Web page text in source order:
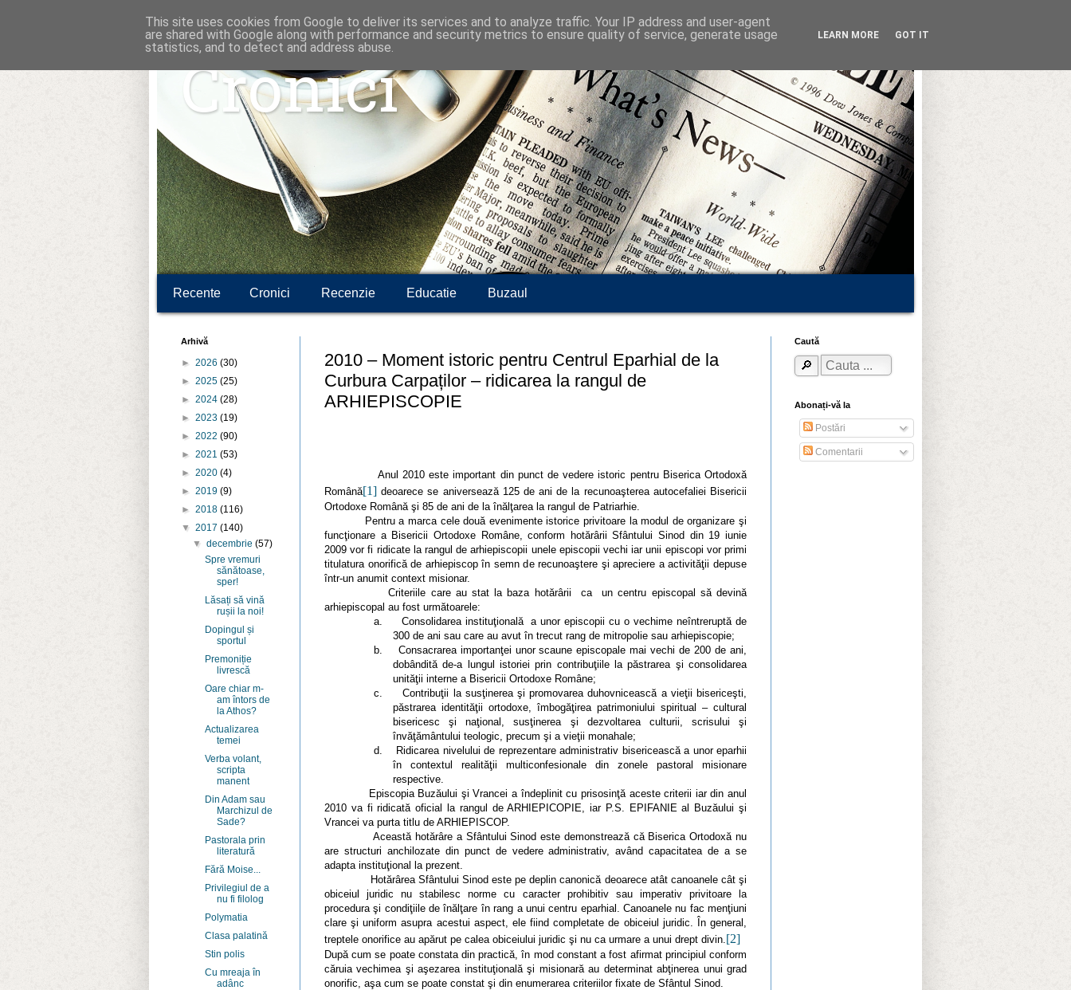
Cronici
Recente Cronici Recenzie Educatie Buzaul
2010 – Moment istoric pentru Centrul Eparhial de la
Curbura Carpaților – ridicarea la rangul de
ARHIEPISCOPIE
Anul 2010 este important din punct de vedere istoric pentru Biserica Ortodoxă
Română[1] deoarece se aniversează 125 de ani de la recunoaşterea autocefaliei Bisericii
Ortodoxe Română şi 85 de ani de la înălţarea la rangul de Patriarhie.
Pentru a marca cele două evenimente istorice privitoare la modul de organizare şi
funcţionare a Bisericii Ortodoxe Române, conform hotărârii Sfântului Sinod din 19 iunie
2009 vor fi ridicate la rangul de arhiepiscopii unele episcopii vechi iar unii episcopi vor primi
titulatura onorifică de arhiepiscop în semn de recunoaştere şi apreciere a activităţii depuse
într-un anumit context misionar.
Criteriile care au stat la baza hotărârii ca un centru episcopal să devină
arhiepiscopal au fost următoarele:
a.
Consolidarea instituţională a unor episcopii cu o vechime neîntreruptă de
300 de ani sau care au avut în trecut rang de mitropolie sau arhiepiscopie;
b.
Consacrarea importanţei unor scaune episcopale mai vechi de 200 de ani,
dobândită de-a lungul istoriei prin contribuţiile la păstrarea şi consolidarea
unităţii interne a Bisericii Ortodoxe Române;
c.
Contribuţii la susţinerea şi promovarea duhovnicească a vieţii bisericeşti,
păstrarea identităţii ortodoxe, îmbogăţirea patrimoniului spiritual – cultural
bisericesc şi naţional, susţinerea şi dezvoltarea culturii, scrisului şi
învăţământului teologic, precum şi a vieţii monahale;
d.
Ridicarea nivelului de reprezentare administrativ bisericească a unor eparhii
în contextul realităţii multiconfesionale din zonele pastoral misionare
respective.
Episcopia Buzăului şi Vrancei a îndeplinit cu prisosinţă aceste criterii iar din anul
2010 va fi ridicată oficial la rangul de ARHIEPICOPIE, iar P.S. EPIFANIE al Buzăului şi
Vrancei va purta titlu de ARHIEPISCOP.
Această hotărâre a Sfântului Sinod este demonstrează că Biserica Ortodoxă nu
are structuri anchilozate din punct de vedere administrativ, având capacitatea de a se
adapta instituţional la prezent.
Hotărârea Sfântului Sinod este pe deplin canonică deoarece atât canoanele cât şi
obiceiul juridic nu stabilesc norme cu caracter prohibitiv sau imperativ privitoare la
procedura şi condiţiile de înălţare în rang a unui centru eparhial. Canoanele nu fac menţiuni
clare şi uniform asupra acestui aspect, ele fiind completate de obiceiul juridic. În general,
treptele onorifice au apărut pe calea obiceiului juridic şi nu ca urmare a unui drept divin. [2]
După cum se poate constata din practică, în mod constant a fost afirmat principiul conform
căruia vechimea şi aşezarea instituţională şi misionară au determinat abţinerea unui grad
onorific, aşa cum se poate constat şi din enumerarea criteriilor fixate de Sfântul Sinod.
Arhivă
► 2026 (30)
► 2025 (25)
► 2024 (28)
► 2023 (19)
► 2022 (90)
► 2021 (53)
► 2020 (4)
► 2019 (9)
► 2018 (116)
▼ 2017 (140)
▼decembrie(57)
Spre vremuri
sănătoase,
sper!
Lăsați să vină
rușii la noi!
Dopingul și
sportul
Premoniție
livrescă
Oare chiar m-
am întors de
la Athos?
Actualizarea
temei
Verba volant,
scripta
manent
Din Adam sau
Marchizul de
Sade?
Pastorala prin
literatură
Fără Moise...
Privilegiul de a
nu fi filolog
Polymatia
Clasa palatină
Stin polis
Cu mreaja în
adânc
Caută
Abonați-vă la
Postări
Comentarii
This site uses cookies from Google to deliver its services and to analyze traffic. Your IP address and user-agent
are shared with Google along with performance and security metrics to ensure quality of service, generate usage
statistics, and to detect and address abuse.
LEARN MORE GOT IT